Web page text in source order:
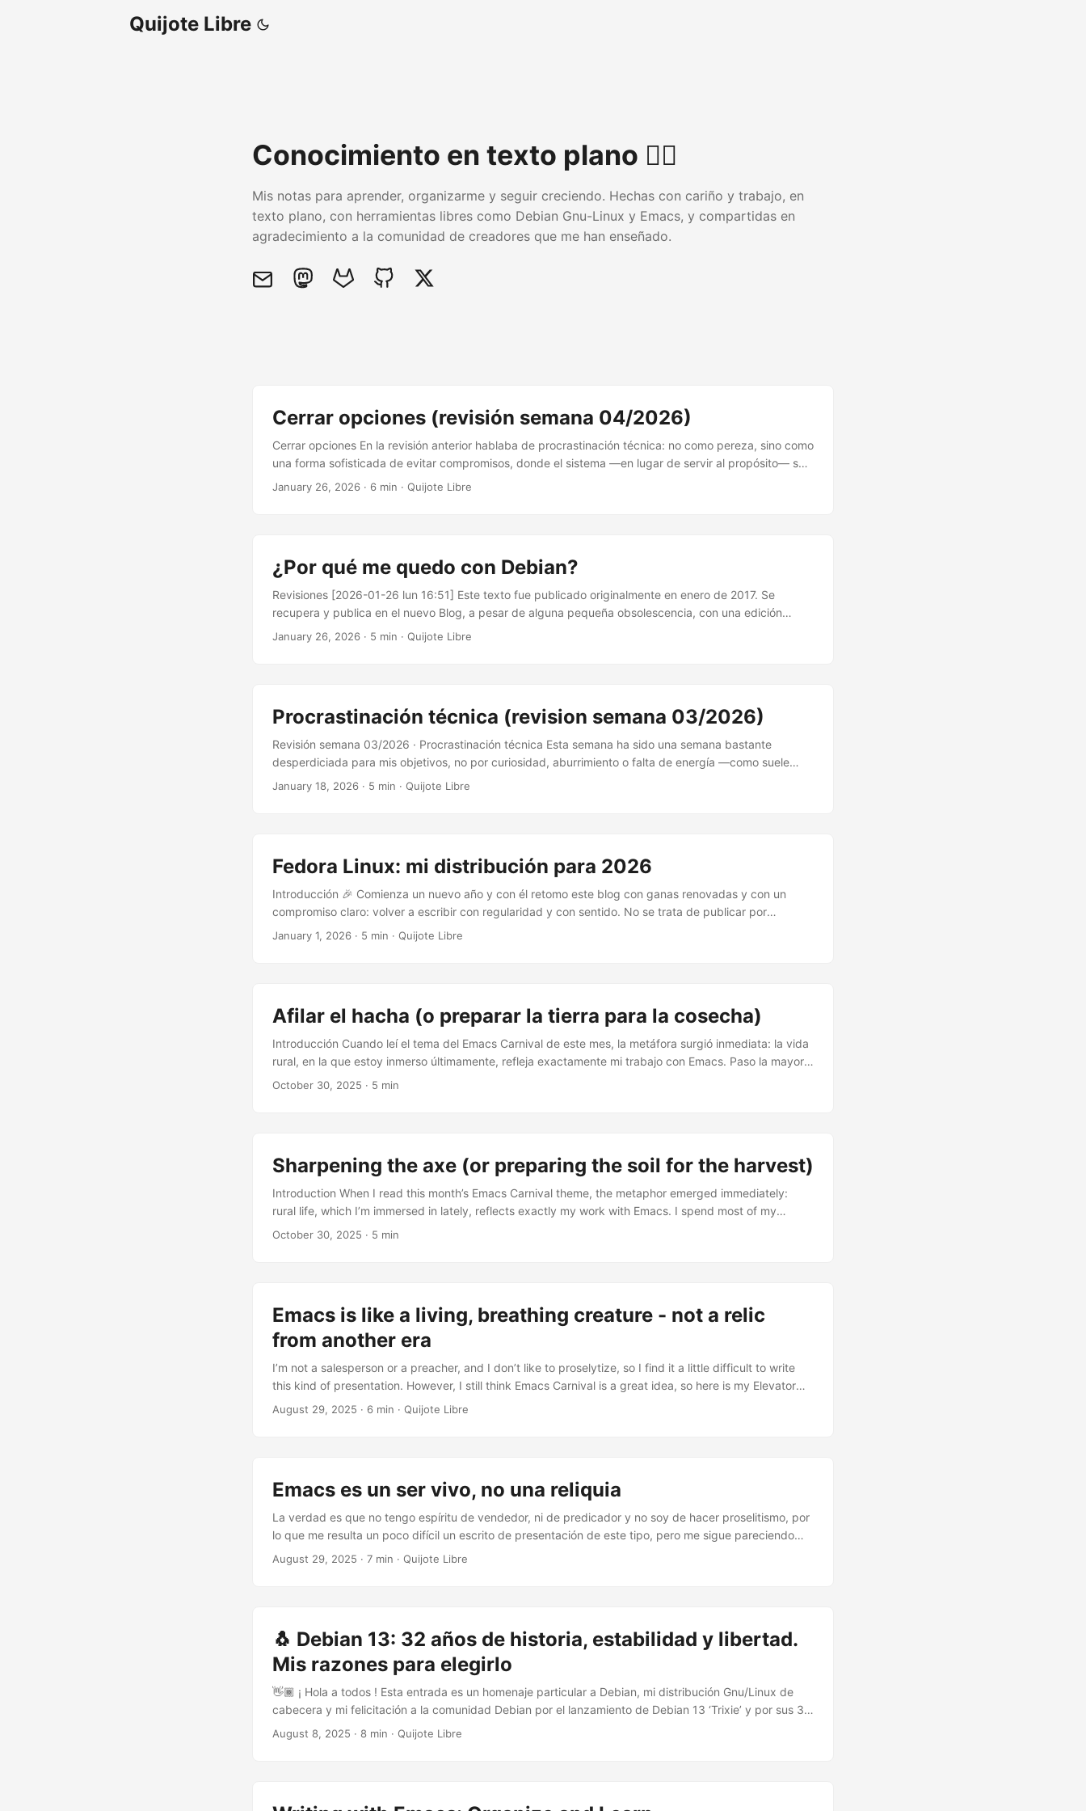
Quijote Libre
Conocimiento en texto plano ✍🏽
Mis notas para aprender, organizarme y seguir creciendo. Hechas con cariño y trabajo, en
texto plano, con herramientas libres como Debian Gnu-Linux y Emacs, y compartidas en
agradecimiento a la comunidad de creadores que me han enseñado.
Cerrar opciones (revisión semana 04/2026)
Cerrar opciones En la revisión anterior hablaba de procrastinación técnica: no como pereza, sino como
una forma sofisticada de evitar compromisos, donde el sistema —en lugar de servir al propósito— se
convierte en el propósito. Esta semana ha sido relevante precisamente porque he tomado varias
madurar. ...
January 26, 2026 · 6 min · Quijote Libre
¿Por qué me quedo con Debian?
Revisiones [2026-01-26 lun 16:51] Este texto fue publicado originalmente en enero de 2017. Se
recupera y publica en el nuevo Blog, a pesar de alguna pequeña obsolescencia, con una edición
mínima limitada a correcciones formales y eliminación de duplicidades, sin alterar el sentido ni las
January 26, 2026 · 5 min · Quijote Libre
Procrastinación técnica (revision semana 03/2026)
Revisión semana 03/2026 · Procrastinación técnica Esta semana ha sido una semana bastante
desperdiciada para mis objetivos, no por curiosidad, aburrimiento o falta de energía —como suele
suceder—, sino por algo mucho más concreto y, vistas las consecuencias, más revelador. Ruido en mi
January 18, 2026 · 5 min · Quijote Libre
Fedora Linux: mi distribución para 2026
Introducción 🎉 Comienza un nuevo año y con él retomo este blog con ganas renovadas y con un
compromiso claro: volver a escribir con regularidad y con sentido. No se trata de publicar por
publicar, sino de compartir experiencias, aprendizajes y reflexiones nacidas del uso real de Linux y del
January 1, 2026 · 5 min · Quijote Libre
Afilar el hacha (o preparar la tierra para la cosecha)
Introducción Cuando leí el tema del Emacs Carnival de este mes, la metáfora surgió inmediata: la vida
rural, en la que estoy inmerso últimamente, refleja exactamente mi trabajo con Emacs. Paso la mayor
parte de mi tiempo de trabajo dentro de Emacs. Es mi editor, mi estudio de escritura, mi agenda y, a
October 30, 2025 · 5 min
Sharpening the axe (or preparing the soil for the harvest)
Introduction When I read this month’s Emacs Carnival theme, the metaphor emerged immediately:
rural life, which I’m immersed in lately, reflects exactly my work with Emacs. I spend most of my
working time inside Emacs. It’s my editor, my writing studio, my agenda, and sometimes my terminal.
October 30, 2025 · 5 min
Emacs is like a living, breathing creature - not a relic
from another era
I’m not a salesperson or a preacher, and I don’t like to proselytize, so I find it a little difficult to write
this kind of presentation. However, I still think Emacs Carnival is a great idea, so here is my Elevator
Pitch.. If I had to grab someone’s attention about Emacs quickly, I would say: Emacs is the cathedral
August 29, 2025 · 6 min · Quijote Libre
Emacs es un ser vivo, no una reliquia
La verdad es que no tengo espíritu de vendedor, ni de predicador y no soy de hacer proselitismo, por
lo que me resulta un poco difícil un escrito de presentación de este tipo, pero me sigue pareciendo
que Emacs Carnival es una gran idea, así que vamos a ello. Si yo tuviese que llamar la atención de
August 29, 2025 · 7 min · Quijote Libre
🐧 Debian 13: 32 años de historia, estabilidad y libertad.
Mis razones para elegirlo
👋🏾 ¡ Hola a todos ! Esta entrada es un homenaje particular a Debian, mi distribución Gnu/Linux de
cabecera y mi felicitación a la comunidad Debian por el lanzamiento de Debian 13 ‘Trixie’ y por sus 32
años trabajando, compartiendo conocimiento y difundiendo el Software Libre. Si en mi entrada
August 8, 2025 · 8 min · Quijote Libre